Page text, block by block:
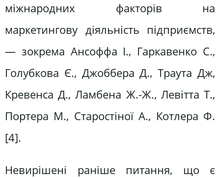
міжнародних факторів на
маркетингову діяльність підприємств,
— зокрема Ансоффа І., Гаркавенко С.,
Голубкова Є., Джоббера Д., Траута Дж,
Кревенса Д., Ламбена Ж.-Ж., Левітта Т.,
Портера М., Старостіної А., Котлера Ф.
[4].
Невирішені раніше питання, що є